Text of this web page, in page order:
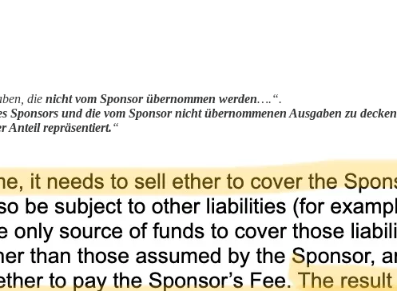
die nicht vom Sponsor übernommen werden….“.
Sponsors und die vom Sponsor nicht übernommenen Ausgaben zu decken
Anteil repräsentiert.“